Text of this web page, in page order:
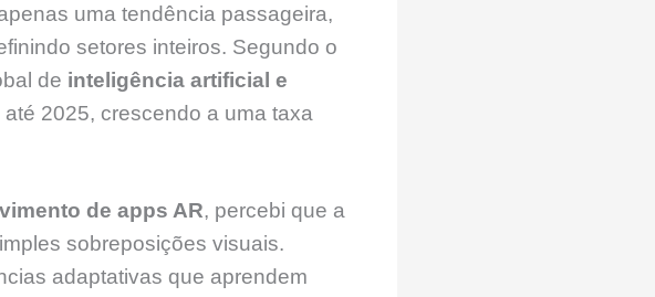
uma tendência passageira,
setores inteiros. Segundo o
de inteligência artificial e
2025, crescendo a uma taxa
de apps AR, percebi que a
sobreposições visuais.
adaptativas que aprendem